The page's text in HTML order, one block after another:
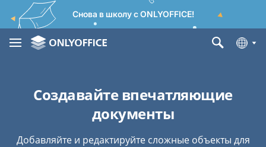
Снова в школу с ONLYOFFICE!
Создавайте впечатляющие
документы
Добавляйте и редактируйте сложные объекты для